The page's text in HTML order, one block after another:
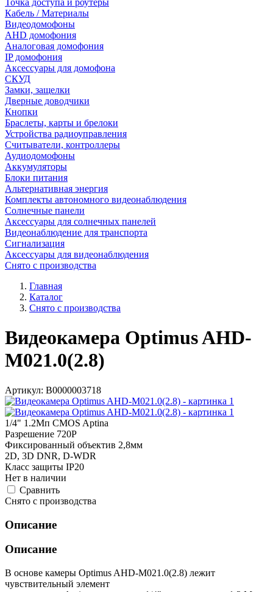
Точка доступа и роутеры
Кабель / Материалы
Видеодомофоны
AHD домофония
Аналоговая домофония
IP домофония
Аксессуары для домофона
СКУД
Замки, защелки
Дверные доводчики
Кнопки
Браслеты, карты и брелоки
Устройства радиоуправления
Считыватели, контроллеры
Аудиодомофоны
Аккумуляторы
Блоки питания
Альтернативная энергия
Комплекты автономного видеонаблюдения
Солнечные панели
Аксессуары для солнечных панелей
Видеонаблюдение для транспорта
Сигнализация
Аксессуары для видеонаблюдения
Снято с производства
Главная
Каталог
Снято с производства
Видеокамера Optimus AHD-
M021.0(2.8)
Артикул: В0000003718
1/4" 1.2Мп CMOS Aptina
Разрешение 720P
Фиксированный объектив 2,8мм
2D, 3D DNR, D-WDR
Класс защиты IP20
Нет в наличии
Cравнить
Снято с производства
Описание
Описание
В основе камеры Optimus AHD-M021.0(2.8) лежит
чувствительный элемент